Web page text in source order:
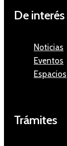
De interés
Noticias
Eventos
Espacios
Trámites